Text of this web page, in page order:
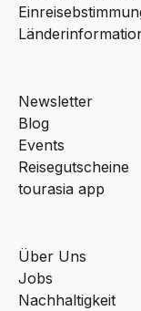
Newsletter
Blog
Events
Reisegutscheine
tourasia app
Über Uns
Jobs
Nachhaltigkeit